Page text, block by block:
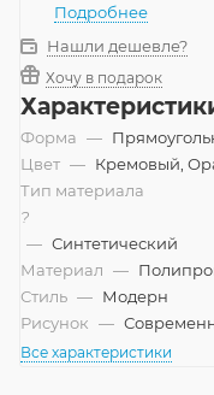
Подробнее
Нашли дешевле?
Хочу в подарок
Форма —
Цвет — Кремовый,
Тип материала
?
— Синтетический
Материал —
Стиль — Модерн
Рисунок —
Все характеристики